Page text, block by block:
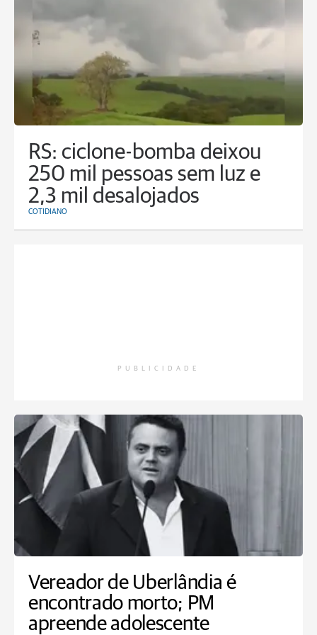
RS: ciclone-bomba deixou
250 mil pessoas sem luz e
2,3 mil desalojados
COTIDIANO
PUBLICIDADE
Vereador de Uberlândia é
encontrado morto; PM
apreende adolescente